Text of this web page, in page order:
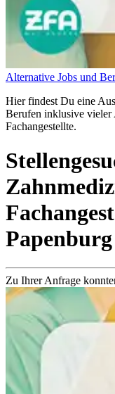
Alternative Jobs und
Hier findest Du eine
Berufen inklusive vieler
Fachangestellte.
Papenburg
Zu Ihrer Anfrage